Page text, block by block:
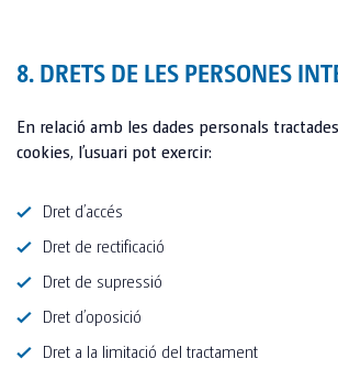
8. DRETS DE LES PERSONES
En relació amb les dades personals
cookies, l’usuari pot exercir:
Dret d’accés
Dret de rectificació
Dret de supressió
Dret d’oposició
Dret a la limitació del tractament